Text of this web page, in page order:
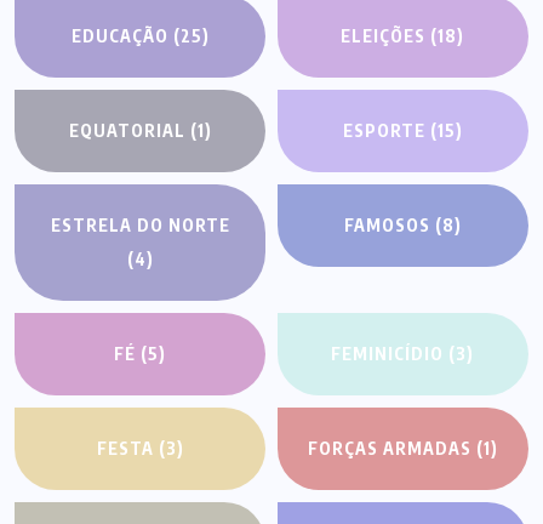
EDUCAÇÃO (25) ELEIÇÕES (18)
EQUATORIAL (1) ESPORTE (15)
ESTRELA DO NORTE
(4)
FAMOSOS (8)
FÉ (5) FEMINICÍDIO (3)
FESTA (3) FORÇAS ARMADAS (1)